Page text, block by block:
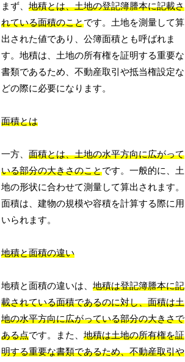
まず、地積とは、土地の登記簿謄本に記載さ
れている面積のことです。土地を測量して算
出された値であり、公簿面積とも呼ばれま
す。地積は、土地の所有権を証明する重要な
書類であるため、不動産取引や抵当権設定な
どの際に必要になります。
面積とは
一方、面積とは、土地の水平方向に広がって
いる部分の大きさのことです。一般的に、土
地の形状に合わせて測量して算出されます。
面積は、建物の規模や容積を計算する際に用
いられます。
地積と面積の違い
地積と面積の違いは、地積は登記簿謄本に記
載されている面積であるのに対し、面積は土
地の水平方向に広がっている部分の大きさで
ある点です。また、地積は土地の所有権を証
明する重要な書類であるため、不動産取引や